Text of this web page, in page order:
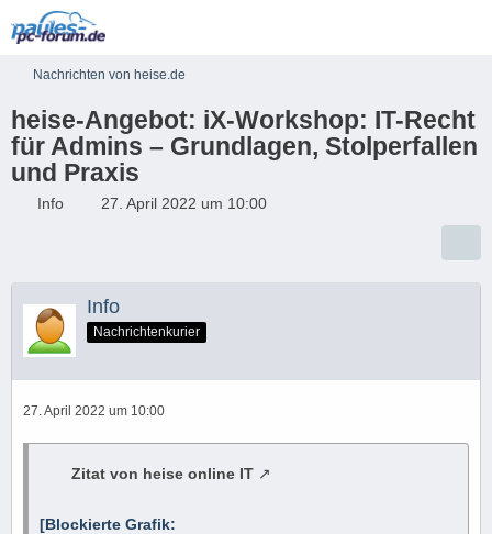
Nachrichten von heise.de
heise-Angebot: iX-Workshop: IT-Recht
für Admins – Grundlagen, Stolperfallen
und Praxis
Info 27. April 2022 um 10:00
Info
Nachrichtenkurier
27. April 2022 um 10:00
Zitat von heise online IT
[Blockierte Grafik: